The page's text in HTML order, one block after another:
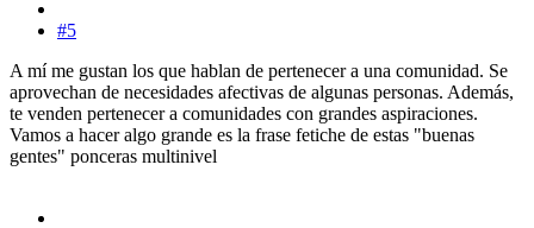
#5
A mí me gustan los que hablan de pertenecer a una comunidad. Se
aprovechan de necesidades afectivas de algunas personas. Además,
te venden pertenecer a comunidades con grandes aspiraciones.
Vamos a hacer algo grande es la frase fetiche de estas "buenas
gentes" ponceras multinivel